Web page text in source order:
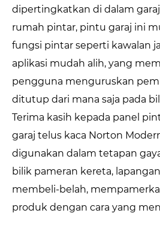
dipertingkatkan di dalam
rumah pintar, pintu garaj ini
fungsi pintar seperti kawalan
aplikasi mudah alih, yang
pengguna menguruskan
ditutup dari mana saja pada
Terima kasih kepada panel
garaj telus kaca Norton
digunakan dalam tetapan
bilik pameran kereta,
membeli-belah,
produk dengan cara yang